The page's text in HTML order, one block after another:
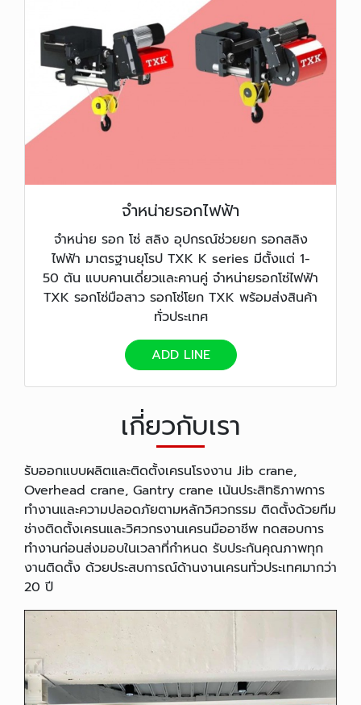
จำหน่ายรอกไฟฟ้า
จำหน่าย รอก โซ่ สลิง อุปกรณ์ช่วยยก รอกสลิง
ไฟฟ้า มาตรฐานยุโรป TXK K series มีตั้งแต่ 1-
50 ตัน แบบคานเดี่ยวและคานคู่ จำหน่ายรอกโซ่ไฟฟ้า
TXK รอกโซ่มือสาว รอกโซ่โยก TXK พร้อมส่งสินค้า
ทั่วประเทศ
ADD LINE
เกี่ยวกับเรา
รับออกแบบผลิตและติดตั้งเครนโรงงาน Jib crane,
Overhead crane, Gantry crane เน้นประสิทธิภาพการ
ทำงานและความปลอดภัยตามหลักวิศวกรรม ติดตั้งด้วยทีม
ช่างติดตั้งเครนและวิศวกรงานเครนมืออาชีพ ทดสอบการ
ทำงานก่อนส่งมอบในเวลาที่กำหนด รับประกันคุณภาพทุก
งานติดตั้ง ด้วยประสบการณ์ด้านงานเครนทั่วประเทศมากว่า
20 ปี